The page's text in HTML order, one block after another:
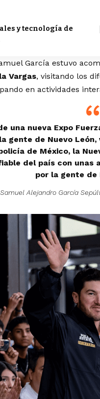
y tecnología de
García estuvo
Vargas, visitando los
en actividades
una nueva Expo
gente de Nuevo León,
de México, la
del país con unas
por la gente de
Samuel Alejandro García